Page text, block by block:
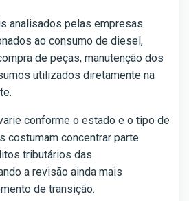
analisados pelas empresas
ao consumo de diesel,
de peças, manutenção dos
utilizados diretamente na
conforme o estado e o tipo de
costumam concentrar parte
tributários das
a revisão ainda mais
de transição.